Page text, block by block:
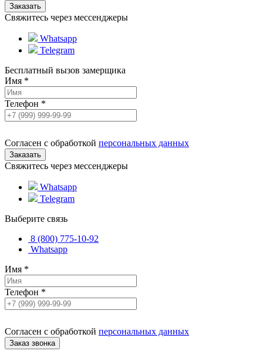
Свяжитесь через мессенджеры
Whatsapp
Telegram
Бесплатный вызов замерщика
Имя *
Телефон *
Согласен с обработкой персональных данных
Свяжитесь через мессенджеры
Whatsapp
Telegram
Выберите связь
8 (800) 775-10-92
Whatsapp
Имя *
Телефон *
Согласен с обработкой персональных данных